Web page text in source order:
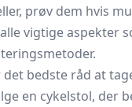
prøv dem hvis
vigtige aspekter
bedste råd at
en cykelstol, der